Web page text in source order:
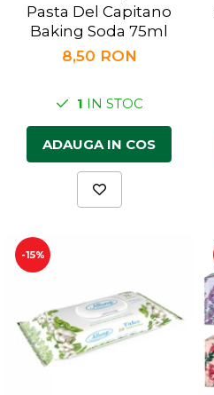
Pasta Del Capitano
Baking Soda 75ml
8,50 RON
1 IN STOC
ADAUGA IN COS
-15%